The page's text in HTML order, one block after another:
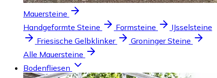
Mauersteine
Handgeformte Steine
Formsteine
IJsselsteine
Friesische Gelbklinker
Groninger Steine
Alle Mauersteine
Bodenfliesen